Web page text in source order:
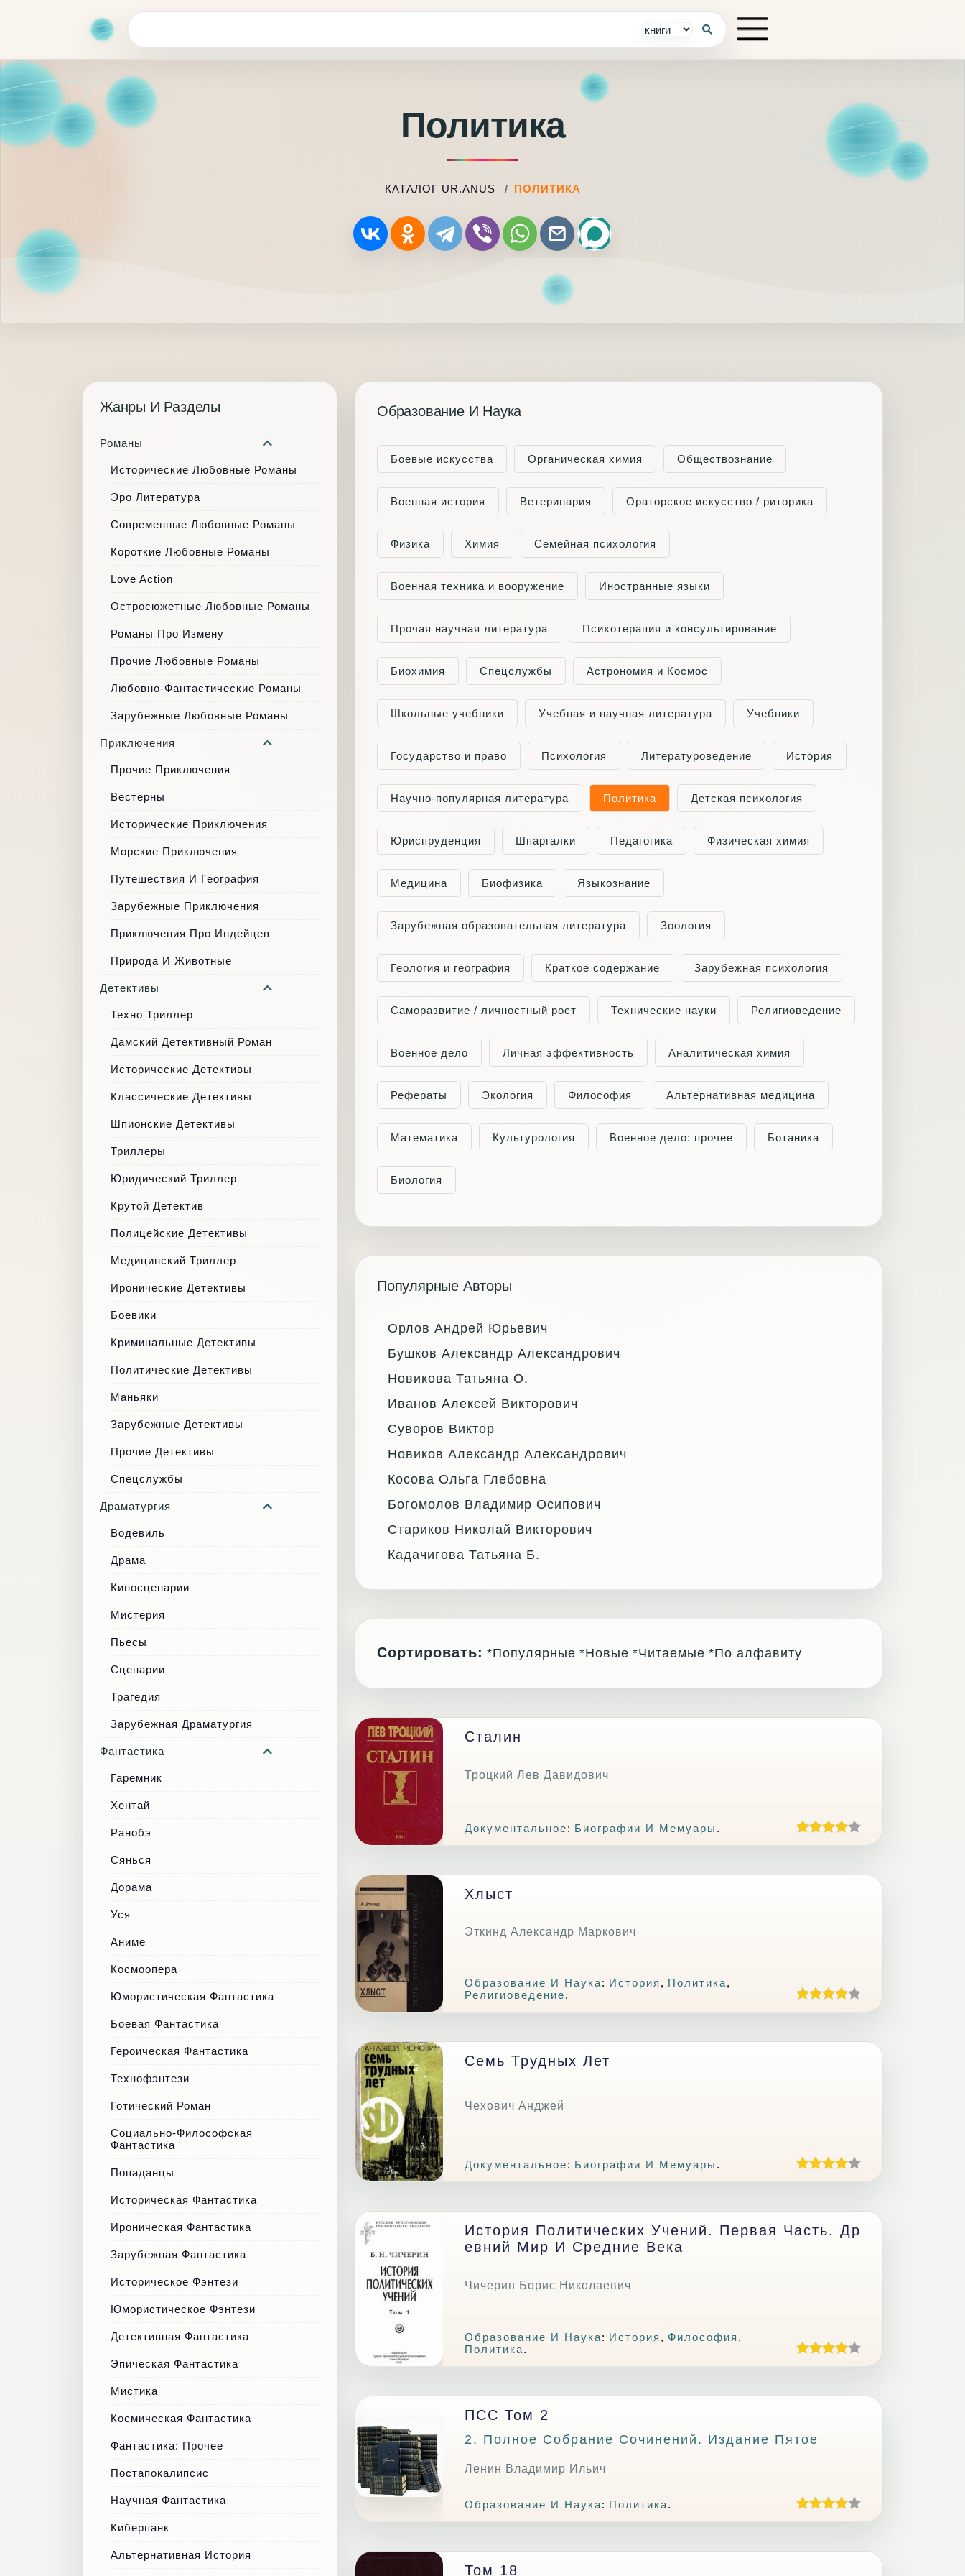
Политика
КАТАЛОГ UR.ANUS ПОЛИТИКА
Образование И Наука
Боевые искусства Органическая химия Обществознание
Военная история Ветеринария Ораторское искусство / риторика
Физика Химия Семейная психология
Военная техника и вооружение Иностранные языки
Прочая научная литература Психотерапия и консультирование
Биохимия Cпецслужбы Астрономия и Космос
Школьные учебники Учебная и научная литература Учебники
Государство и право Психология Литературоведение История
Научно-популярная литература Политика Детская психология
Юриспруденция Шпаргалки Педагогика Физическая химия
Медицина Биофизика Языкознание
Зарубежная образовательная литература Зоология
Геология и география Краткое содержание Зарубежная психология
Саморазвитие / личностный рост Технические науки Религиоведение
Военное дело Личная эффективность Аналитическая химия
Рефераты Экология Философия Альтернативная медицина
Математика Культурология Военное дело: прочее Ботаника
Биология
Популярные Авторы
Орлов Андрей Юрьевич
Бушков Александр Александрович
Новикова Татьяна О.
Иванов Алексей Викторович
Суворов Виктор
Новиков Александр Александрович
Косова Ольга Глебовна
Богомолов Владимир Осипович
Стариков Николай Викторович
Кадачигова Татьяна Б.
Сортировать: *Популярные *Новые *Читаемые *По алфавиту
Сталин
Троцкий Лев Давидович
Документальное: Биографии И Мемуары .
Хлыст
Эткинд Александр Маркович
Образование И Наука: История , Политика,
Религиоведение.
Семь Трудных Лет
Чехович Анджей
Документальное: Биографии И Мемуары .
История Политических Учений. Первая Часть. Др
Евний Мир И Средние Века
Чичерин Борис Николаевич
Образование И Наука: История , Философия ,
Политика.
ПСС Том 2
2. Полное Собрание Сочинений. Издание Пятое
Ленин Владимир Ильич
Образование И Наука: Политика.
Том 18
Жанры И Разделы
Романы
Исторические Любовные Романы
Эро Литература
Современные Любовные Романы
Короткие Любовные Романы
Love Action
Остросюжетные Любовные Романы
Романы Про Измену
Прочие Любовные Романы
Любовно-Фантастические Романы
Зарубежные Любовные Романы
Приключения
Прочие Приключения
Вестерны
Исторические Приключения
Морские Приключения
Путешествия И География
Зарубежные Приключения
Приключения Про Индейцев
Природа И Животные
Детективы
Техно Триллер
Дамский Детективный Роман
Исторические Детективы
Классические Детективы
Шпионские Детективы
Триллеры
Юридический Триллер
Крутой Детектив
Полицейские Детективы
Медицинский Триллер
Иронические Детективы
Боевики
Криминальные Детективы
Политические Детективы
Маньяки
Зарубежные Детективы
Прочие Детективы
Спецслужбы
Драматургия
Водевиль
Драма
Киносценарии
Мистерия
Пьесы
Сценарии
Трагедия
Зарубежная Драматургия
Фантастика
Гаремник
Хентай
Ранобэ
Сянься
Дорама
Уся
Аниме
Космоопера
Юмористическая Фантастика
Боевая Фантастика
Героическая Фантастика
Технофэнтези
Готический Роман
Социально-Философская
Фантастика
Попаданцы
Историческая Фантастика
Ироническая Фантастика
Зарубежная Фантастика
Историческое Фэнтези
Юмористическое Фэнтези
Детективная Фантастика
Эпическая Фантастика
Мистика
Космическая Фантастика
Фантастика: Прочее
Постапокалипсис
Научная Фантастика
Киберпанк
Альтернативная История